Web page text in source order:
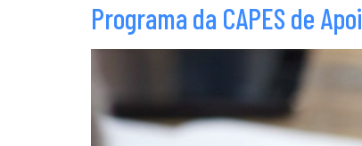
Programa da CAPES de